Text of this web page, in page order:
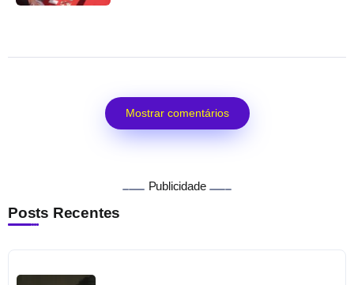
Mostrar comentários
Publicidade
Posts Recentes